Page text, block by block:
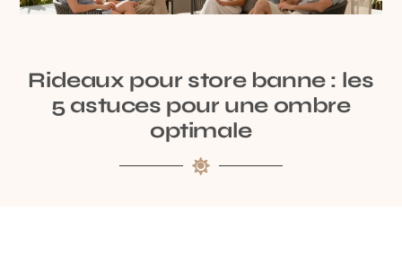
Rideaux pour store banne : les
5 astuces pour une ombre
optimale